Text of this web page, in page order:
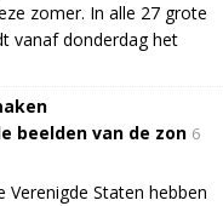
zomer. In alle 27 grote
vanaf donderdag het
beelden van de zon 6
Verenigde Staten hebben